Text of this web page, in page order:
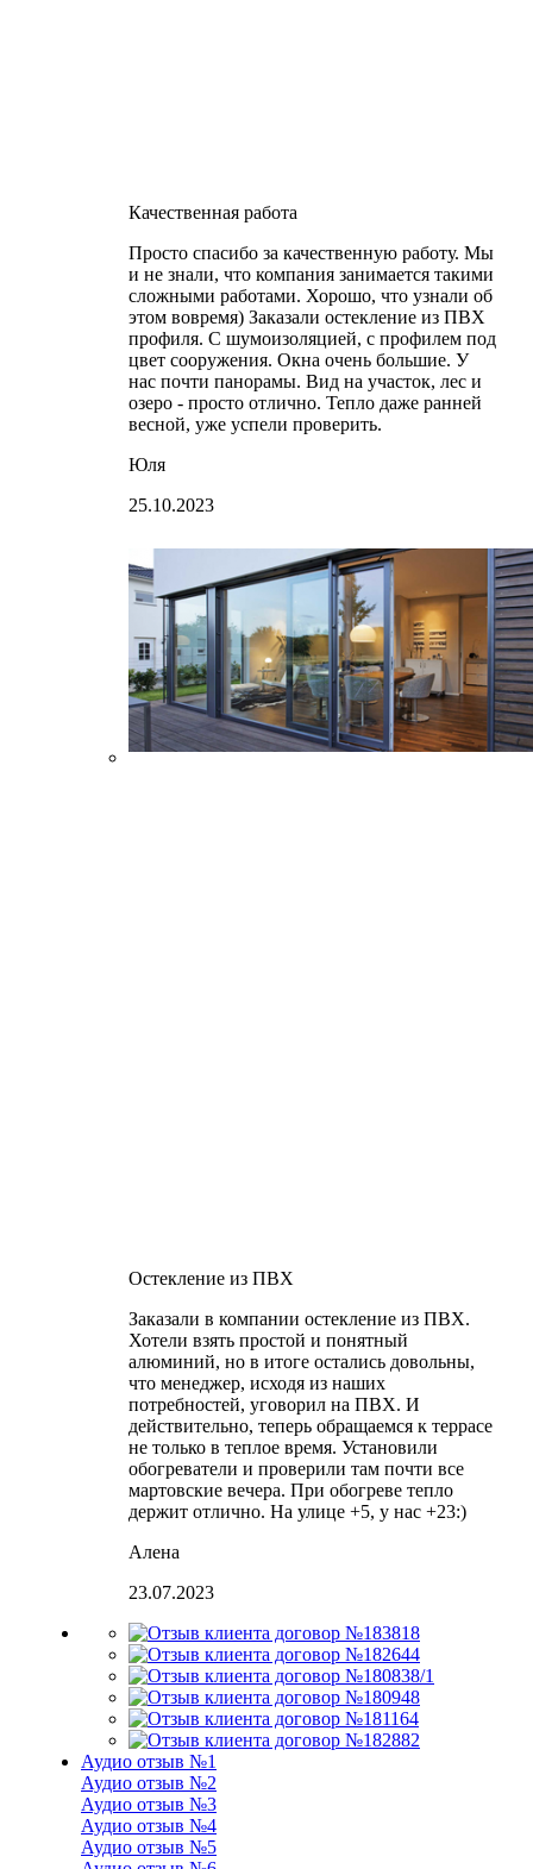
Качественная работа
Просто спасибо за качественную работу. Мы
и не знали, что компания занимается такими
сложными работами. Хорошо, что узнали об
этом вовремя) Заказали остекление из ПВХ
профиля. С шумоизоляцией, с профилем под
цвет сооружения. Окна очень большие. У
нас почти панорамы. Вид на участок, лес и
озеро - просто отлично. Тепло даже ранней
весной, уже успели проверить.
Юля
25.10.2023
Остекление из ПВХ
Заказали в компании остекление из ПВХ.
Хотели взять простой и понятный
алюминий, но в итоге остались довольны,
что менеджер, исходя из наших
потребностей, уговорил на ПВХ. И
действительно, теперь обращаемся к террасе
не только в теплое время. Установили
обогреватели и проверили там почти все
мартовские вечера. При обогреве тепло
держит отлично. На улице +5, у нас +23:)
Алена
23.07.2023
Аудио отзыв №1
Аудио отзыв №2
Аудио отзыв №3
Аудио отзыв №4
Аудио отзыв №5